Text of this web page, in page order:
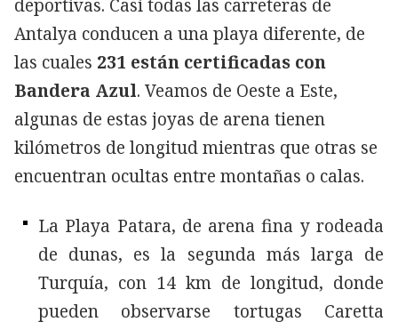
deportivas. Casi todas las carreteras de
Antalya conducen a una playa diferente, de
las cuales 231 están certificadas con
Bandera Azul. Veamos de Oeste a Este,
algunas de estas joyas de arena tienen
kilómetros de longitud mientras que otras se
encuentran ocultas entre montañas o calas.
La Playa Patara, de arena fina y rodeada
de dunas, es la segunda más larga de
Turquía, con 14 km de longitud, donde
pueden observarse tortugas Caretta